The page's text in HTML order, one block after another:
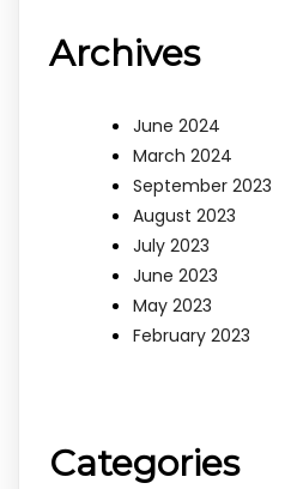
Archives
June 2024
March 2024
September 2023
August 2023
July 2023
June 2023
May 2023
February 2023
Categories